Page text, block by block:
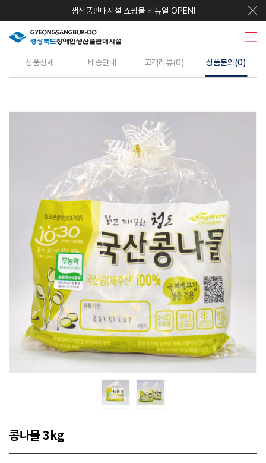
생산품판매시설 쇼핑몰 리뉴얼 OPEN!
우리지역상품 시설안내 주요사업 수의계약 정보센터
콩나물 3kg
상품상세 배송안내 고객리뷰(0) 상품문의(0)